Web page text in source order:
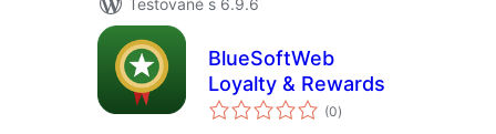
Testované s 6.9.6
BlueSoftWeb
Loyalty & Rewards
(0celkové
hodnotenie
)